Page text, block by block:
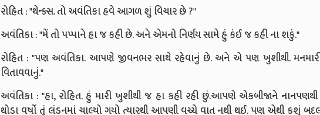
રોહિત : "થેન્ક્સ. તો અવંતિકા હવે આગળ શું વિચાર છે ?"
અવંતિકા : "મેં તો પપ્પાને હા જ કહી છે. અને એમનો નિર્ણય સામે હું કંઈ જ કહી ના શકું."
રોહિત : "પણ અવંતિકા. આપણે જીવનભર સાથે રહેવાનું છે. અને એ પણ ખુશીથી.
વિતાવવાનું."
અવંતિકા : "હા, રોહિત. હું મારી ખુશીથી જ હા કહી રહી છું.આપણે એકબીજાને
થોડા વર્ષો તું લંડનમાં ચાલ્યો ગયો ત્યારથી આપણી વચ્ચે વાત નથી થઈ. પણ એથી કશું